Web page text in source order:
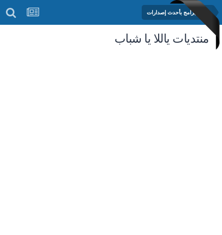
مكتبة البرامج بأحدث إصدارات
منتديات ياللا يا شباب